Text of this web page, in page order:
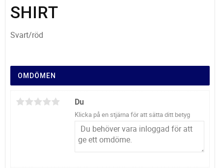
SHIRT
Svart/röd
OMDÖMEN
Du
Klicka på en stjärna för att sätta ditt betyg